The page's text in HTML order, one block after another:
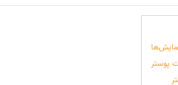
پوستر